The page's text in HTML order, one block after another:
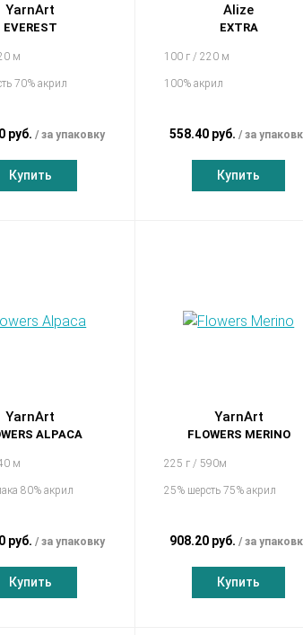
YarnArt
EVEREST
м
70% акрил
руб. за упаковку
Купить
Alize
EXTRA
100 г / 220 м
100% акрил
558.40 руб. за
Купить
YarnArt
ALPACA
м
80% акрил
руб. за упаковку
Купить
YarnArt
FLOWERS MERINO
225 г / 590м
25% шерсть 75% акрил
908.20 руб. за
Купить